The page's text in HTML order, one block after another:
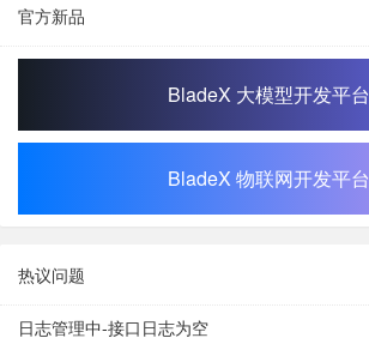
官方新品
BladeX 大模型开发平台
BladeX 物联网开发平台
热议问题
日志管理中-接口日志为空